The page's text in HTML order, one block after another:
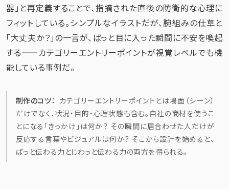
器」と再定義することで、指摘された直後の防衛的な心理に
フィットしている。シンプルなイラストだが、腕組みの仕草と
「大丈夫か？」の一言が、ぱっと目に入った瞬間に不安を喚起
する——カテゴリーエントリーポイントが視覚レベルでも機
能している事例だ。
制作のコツ： カテゴリーエントリーポイントとは場面（シーン）
だけでなく、状況・目的・心理状態も含む。自社の商材を使うこ
とになる「きっかけ」は何か？ その瞬間に居合わせた人だけが
反応する言葉やビジュアルは何か？ そこから設計を始めると、
ぱっと伝わる力とじわっと伝わる力の両方を得られる。